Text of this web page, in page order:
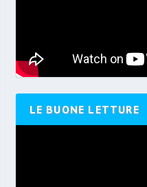
LE BUONE LETTURE